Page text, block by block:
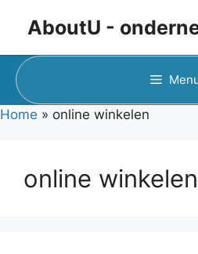
inhoud
AboutU -
Home » online winkelen
online winkelen